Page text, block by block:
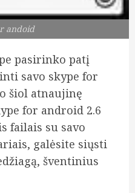
andoid
pasirinko patį
savo skype for
šiol atnaujinę
for android 2.6
failais su savo
galėsite siųsti
šventinius